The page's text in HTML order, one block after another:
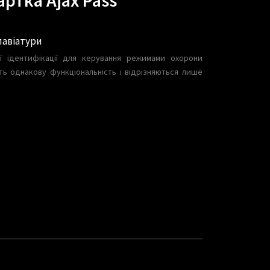
ідентифікації для керування режимами охорони
функціональність і відрізняються лише